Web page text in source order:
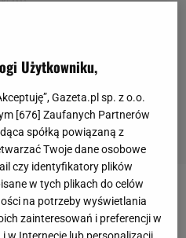
tak źle, bo zagra w
tym pojedynku Junior
Użytkowniku,
Gazeta.pl sp. z o.o.
[676] Zaufanych Partnerów
spółką powiązaną z
Twoje dane osobowe
czy identyfikatory plików
w tych plikach do celów
na potrzeby wyświetlania
zainteresowań i preferencji w
w Internecie lub personalizacji